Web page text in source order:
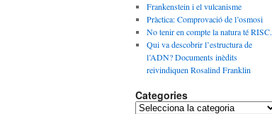
Frankenstein i el vulcanisme
Pràctica: Comprovació de l’osmosi
No tenir en compte la natura té RISC.
Qui va descobrir l’estructura de
l’ADN? Documents inèdits
reivindiquen Rosalind Franklin
Categories
C